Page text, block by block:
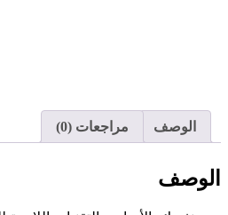
الوصف مراجعات (0)
الوصف